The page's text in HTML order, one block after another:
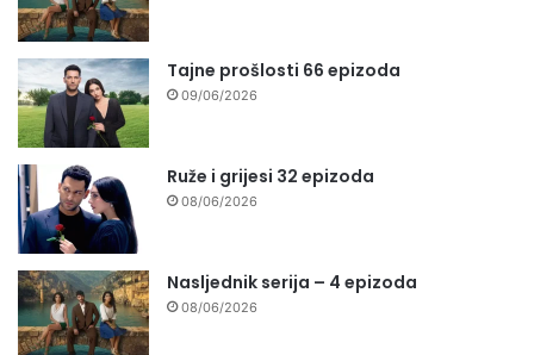
Tajne prošlosti 66 epizoda
09/06/2026
Ruže i grijesi 32 epizoda
08/06/2026
Nasljednik serija – 4 epizoda
08/06/2026